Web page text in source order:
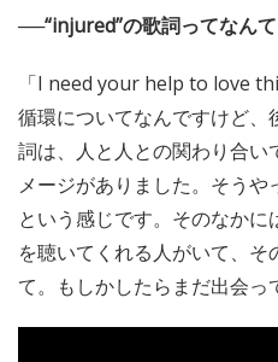
──“injured”の歌詞ってなん
「I need your help to love
循環についてなんですけど
詞は、人と人との関わり合い
メージがありました。そう
という感じです。そのなか
を聴いてくれる人がいて、
て。もしかしたらまだ出会っ